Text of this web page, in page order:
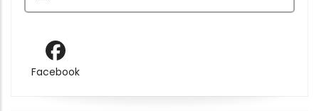
Facebook